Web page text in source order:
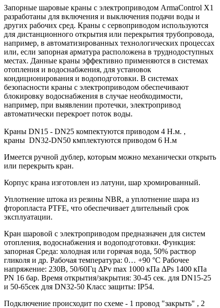
Запорные шаровые краны с электроприводом ArmaControl X1
разработаны для включения и выключения подачи воды и
других рабочих сред. Краны с сервоприводом используются
для дистанционного открытия или перекрытия трубопровода,
например, в автоматизированных технологических процессах
или, если запорная арматура расположена в труднодоступных
местах. Данные краны эффективно применяются в системах
отопления и водоснабжения, для установок
кондиционирования и водоподготовки. В системах
безопасности краны с электроприводом обеспечивают
блокировку водоснабжения в случае необходимости,
например, при выявлении протечки, электропривод
автоматически перекроет поток воды.
Краны DN15 - DN25 компектуются приводом 4 Н.м. ,
краны DN32-DN50 кмплектуются приводом 6 Н.м
Имеется ручной дублер, которым можно механически открыть
или перекрыть кран.
Корпус крана изготовлен из латуни, шар хромированный.
Уплотнение штока из резины NBR, а уплотнение шара из
фторопласта PTFE, что обеспечивает длительный срок
эксплуатации.
Кран шаровой с электроприводом предназначен для систем
отопления, водоснабжения и водоподготовки. Функция:
запорная Среда: холодная или горячая вода, 50% раствор
гликоля и др. Рабочая температура: 0… +90 °С Рабочее
напряжение: 230В, 50/60Гц ΔPv max 1000 кПа ΔPs 1400 кПа
PN 16 бар. Время открытия/закрытия: 30-45 сек. для DN15-25
и 50-65сек для DN32-50 Класс защиты: IP54.
Подключение происходит по схеме - 1 провод "закрыть" , 2